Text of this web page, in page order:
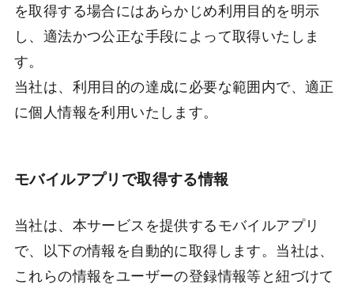
を取得する場合にはあらかじめ利用目的を明示
し、適法かつ公正な手段によって取得いたしま
す。
当社は、利用目的の達成に必要な範囲内で、適正
に個人情報を利用いたします。
モバイルアプリで取得する情報
当社は、本サービスを提供するモバイルアプリ
で、以下の情報を自動的に取得します。当社は、
これらの情報をユーザーの登録情報等と紐づけて